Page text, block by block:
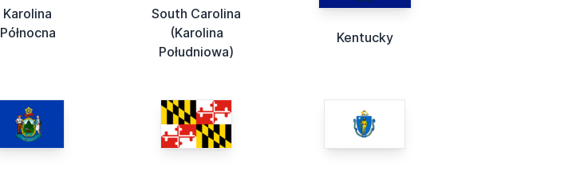
Karolina
Północna
South Carolina
(Karolina
Południowa)
Kentucky